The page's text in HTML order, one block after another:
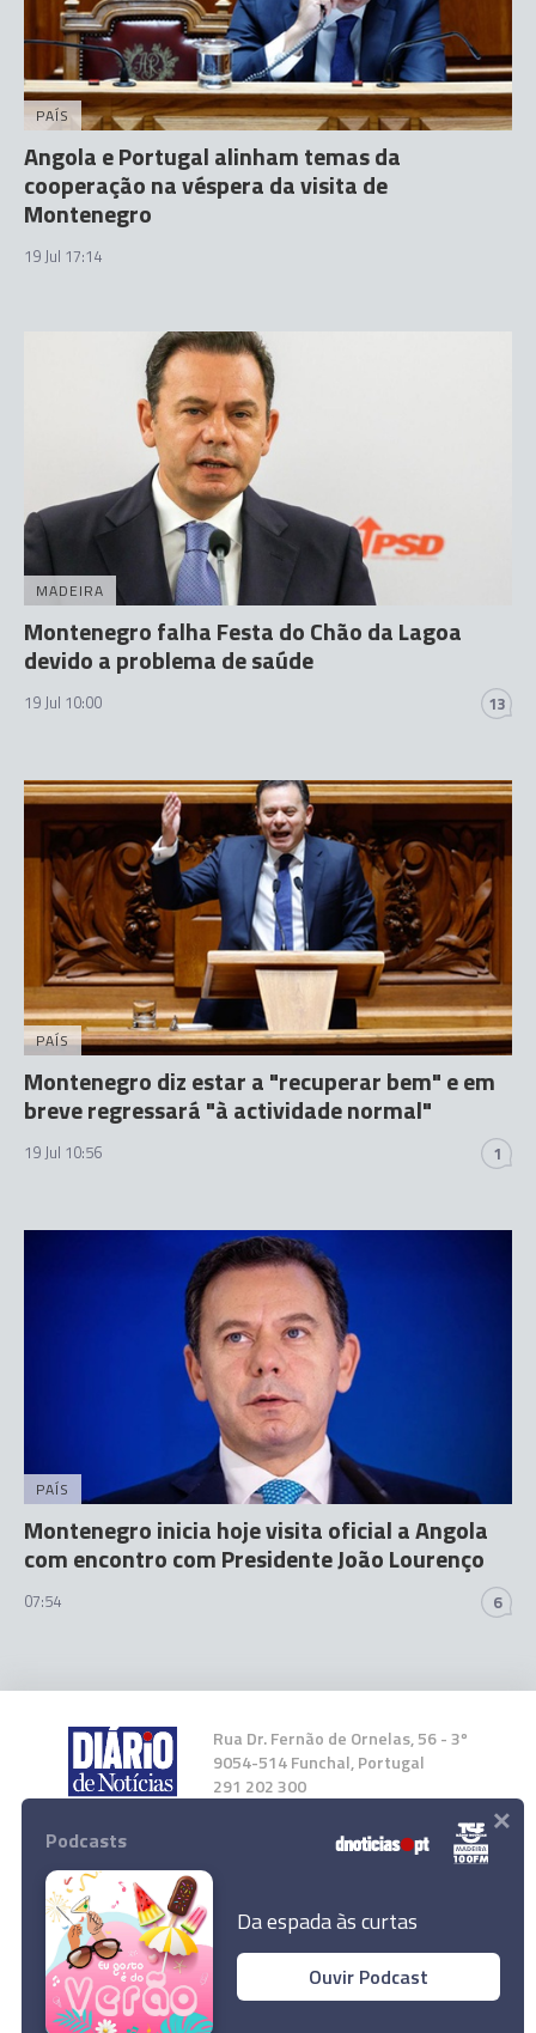
Montenegro anuncia cimeira com as regiões
autónomas
PAÍS
Angola e Portugal alinham temas da
cooperação na véspera da visita de
Montenegro
19 Jul 17:14
MADEIRA
Montenegro falha Festa do Chão da Lagoa
devido a problema de saúde
19 Jul 10:00 13
PAÍS
Montenegro diz estar a "recuperar bem" e em
breve regressará "à actividade normal"
19 Jul 10:56 1
PAÍS
Montenegro inicia hoje visita oficial a Angola
com encontro com Presidente João Lourenço
07:54 6
Rua Dr. Fernão de Ornelas, 56 - 3º
9054-514 Funchal, Portugal
291 202 300
Instale a nossa App
© 2024 Empresa Diário de Notícias, Lda.
Todos os direitos reservados.
Podcasts
Da espada às curtas
Ouvir Podcast
×